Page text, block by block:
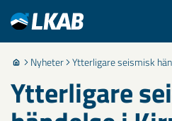
Nyheter Ytterligare seismisk
Ytterligare